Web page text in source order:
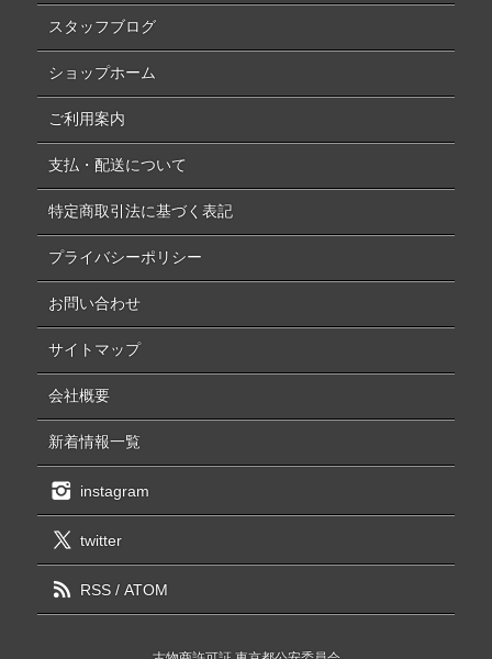
スタッフブログ
ショップホーム
ご利用案内
支払・配送について
特定商取引法に基づく表記
プライバシーポリシー
お問い合わせ
サイトマップ
会社概要
新着情報一覧
instagram
twitter
RSS/ ATOM